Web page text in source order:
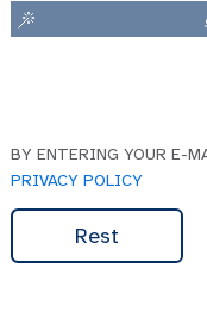
BY ENTERING YOUR E-
PRIVACY POLICY
Rest